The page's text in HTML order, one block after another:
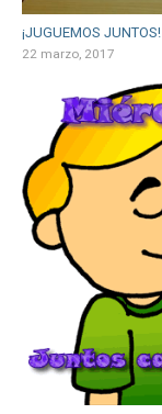
¡JUGUEMOS JUNTOS!
22 marzo, 2017